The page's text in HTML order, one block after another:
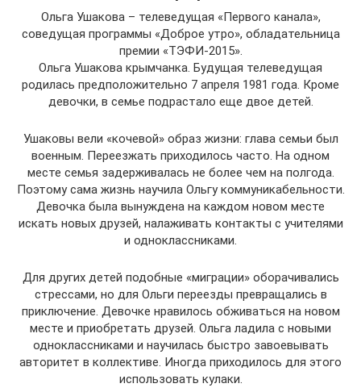
Ольга Ушакова – телеведущая «Первого канала»,
соведущая программы «Доброе утро», обладательница
премии «ТЭФИ-2015».
Ольга Ушакова крымчанка. Будущая телеведущая
родилась предположительно 7 апреля 1981 года. Кроме
девочки, в семье подрастало еще двое детей.
Ушаковы вели «кочевой» образ жизни: глава семьи был
военным. Переезжать приходилось часто. На одном
месте семья задерживалась не более чем на полгода.
Поэтому сама жизнь научила Ольгу коммуникабельности.
Девочка была вынуждена на каждом новом месте
искать новых друзей, налаживать контакты с учителями
и одноклассниками.
Для других детей подобные «миграции» оборачивались
стрессами, но для Ольги переезды превращались в
приключение. Девочке нравилось обживаться на новом
месте и приобретать друзей. Ольга ладила с новыми
одноклассниками и научилась быстро завоевывать
авторитет в коллективе. Иногда приходилось для этого
использовать кулаки.